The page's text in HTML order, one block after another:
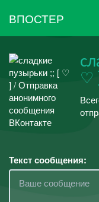
ВПОСТЕР
♡ ]
Текст сообщения: